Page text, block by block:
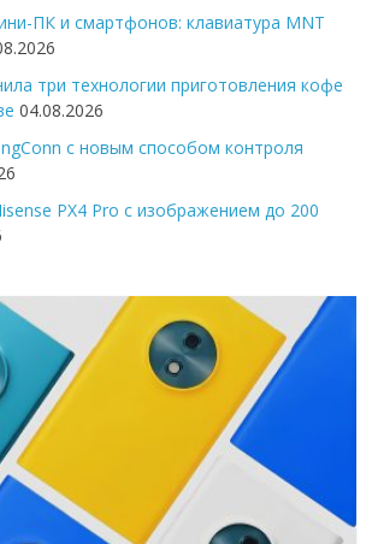
ПК и смартфонов: клавиатура MNT
три технологии приготовления кофе
04.08.2026
с новым способом контроля
PX4 Pro с изображением до 200